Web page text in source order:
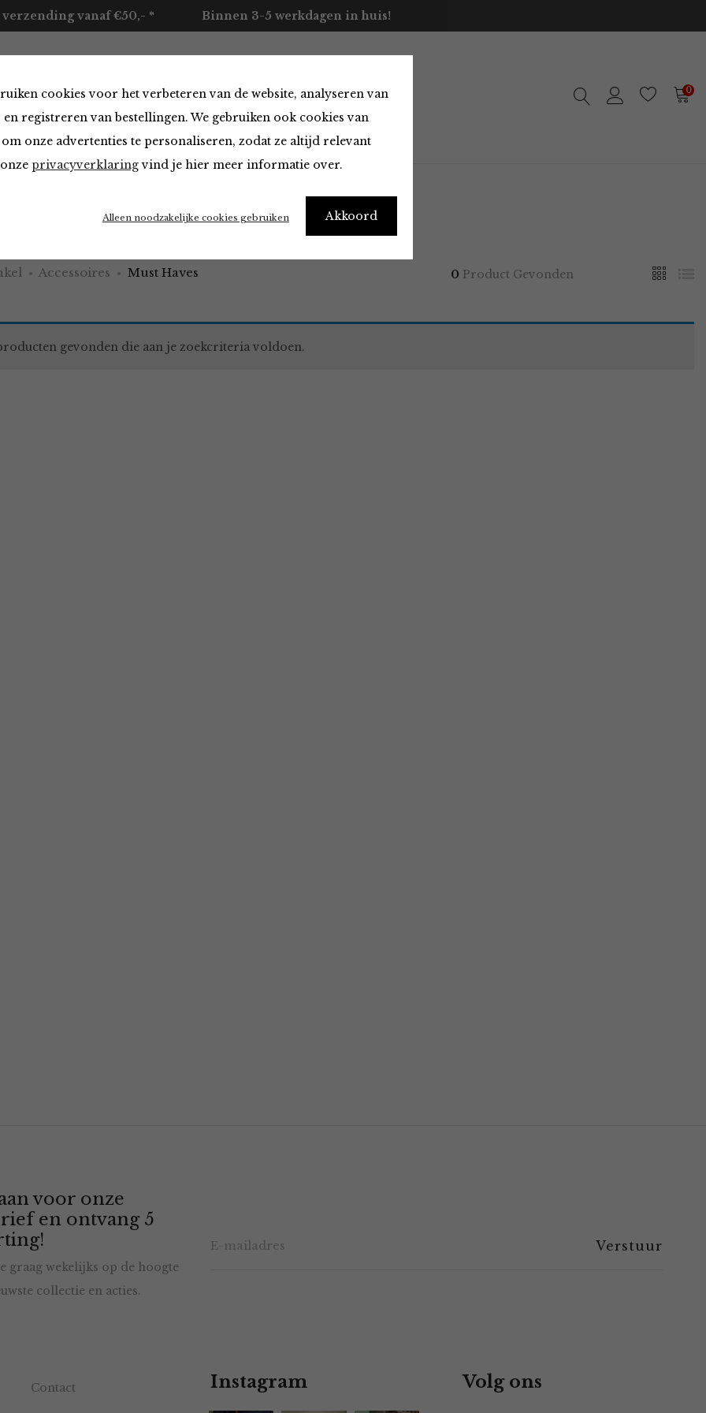
cookies voor het verbeteren van de website, analyseren van
en registreren van bestellingen. We gebruiken ook cookies van
onze advertenties te personaliseren, zodat ze altijd relevant
privacyverklaringvind je hier meer informatie over.
Akkoord
Alleen noodzakelijke cookies gebruiken
verzending vanaf €50,- * Binnen 3-5 werkdagen in huis!
Merken Over ons Contact 0
Accessoires Must Haves 0 Product Gevonden
gevonden die aan je zoekcriteria voldoen.
voor onze
en ontvang 5
graag wekelijks op de hoogte
collectie en acties.
Contact Instagram Volg ons